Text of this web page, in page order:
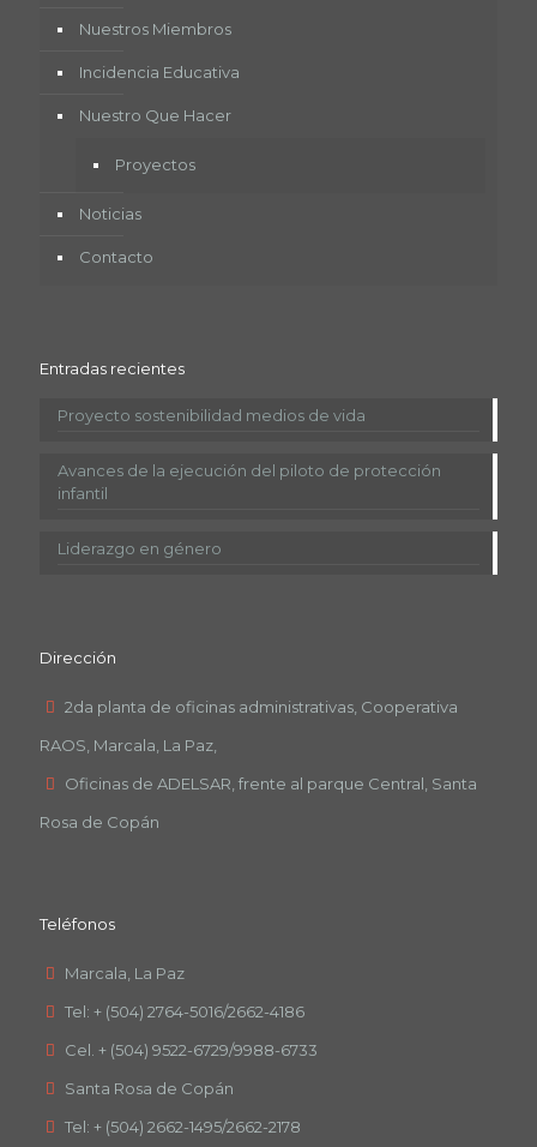
Nuestros Miembros
Incidencia Educativa
Nuestro Que Hacer
Proyectos
Noticias
Contacto
Entradas recientes
Proyecto sostenibilidad medios de vida
Avances de la ejecución del piloto de protección
infantil
Liderazgo en género
Dirección
2da planta de oficinas administrativas, Cooperativa
RAOS, Marcala, La Paz,
Oficinas de ADELSAR, frente al parque Central, Santa
Rosa de Copán
Teléfonos
Marcala, La Paz
Tel: + (504) 2764-5016/2662-4186
Cel. + (504) 9522-6729/9988-6733
Santa Rosa de Copán
Tel: + (504) 2662-1495/2662-2178